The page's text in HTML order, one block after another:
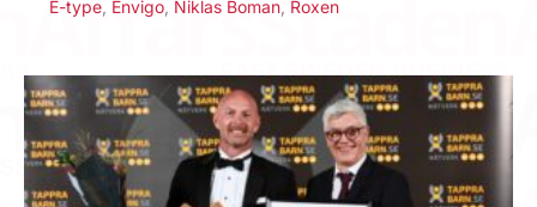
E-type Envigo Niklas Boman Roxen